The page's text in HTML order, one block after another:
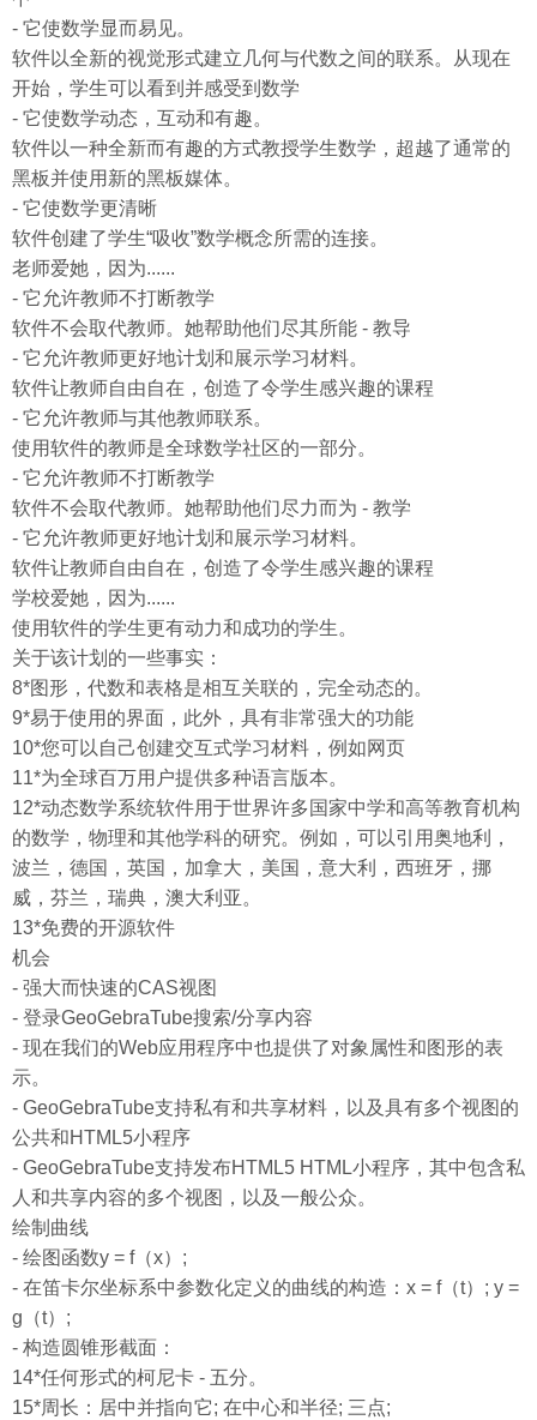
- 它使数学显而易见。
软件以全新的视觉形式建立几何与代数之间的联系。从现在
开始，学生可以看到并感受到数学
- 它使数学动态，互动和有趣。
软件以一种全新而有趣的方式教授学生数学，超越了通常的
黑板并使用新的黑板媒体。
- 它使数学更清晰
软件创建了学生“吸收”数学概念所需的连接。
老师爱她，因为......
- 它允许教师不打断教学
软件不会取代教师。她帮助他们尽其所能 - 教导
- 它允许教师更好地计划和展示学习材料。
软件让教师自由自在，创造了令学生感兴趣的课程
- 它允许教师与其他教师联系。
使用软件的教师是全球数学社区的一部分。
- 它允许教师不打断教学
软件不会取代教师。她帮助他们尽力而为 - 教学
- 它允许教师更好地计划和展示学习材料。
软件让教师自由自在，创造了令学生感兴趣的课程
学校爱她，因为......
使用软件的学生更有动力和成功的学生。
关于该计划的一些事实：
8*图形，代数和表格是相互关联的，完全动态的。
9*易于使用的界面，此外，具有非常强大的功能
10*您可以自己创建交互式学习材料，例如网页
11*为全球百万用户提供多种语言版本。
12*动态数学系统软件用于世界许多国家中学和高等教育机构
的数学，物理和其他学科的研究。例如，可以引用奥地利，
波兰，德国，英国，加拿大，美国，意大利，西班牙，挪
威，芬兰，瑞典，澳大利亚。
13*免费的开源软件
机会
- 强大而快速的CAS视图
- 登录GeoGebraTube搜索/分享内容
- 现在我们的Web应用程序中也提供了对象属性和图形的表
示。
- GeoGebraTube支持私有和共享材料，以及具有多个视图的
公共和HTML5小程序
- GeoGebraTube支持发布HTML5 HTML小程序，其中包含私
人和共享内容的多个视图，以及一般公众。
绘制曲线
- 绘图函数y = f（x）;
- 在笛卡尔坐标系中参数化定义的曲线的构造：x = f（t）; y =
g（t）;
- 构造圆锥形截面：
14*任何形式的柯尼卡 - 五分。
15*周长：居中并指向它; 在中心和半径; 三点;